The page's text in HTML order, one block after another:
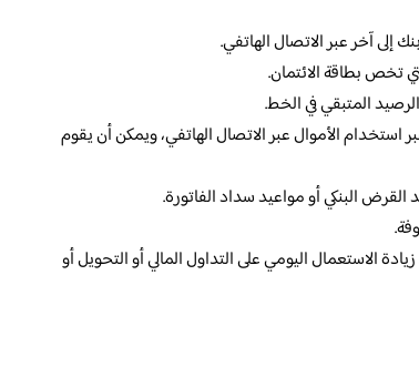
إلى آخر عبر الاتصال الهاتفي.
تخص بطاقة الائتمان.
المتبقي في الخط.
استخدام الأموال عبر الاتصال الهاتفي، ويمكن أن يقوم
البنكي أو مواعيد سداد الفاتورة.
الاستعمال اليومي على التداول المالي أو التحويل أو